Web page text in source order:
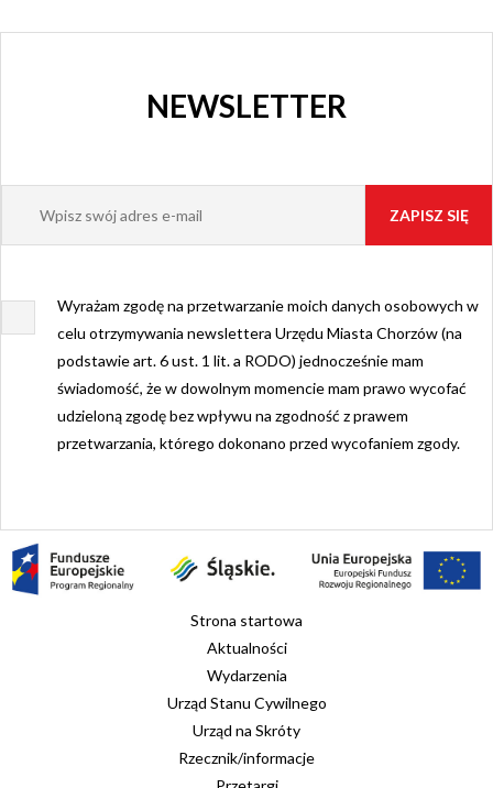
NEWSLETTER
Wyrażam zgodę na przetwarzanie moich danych osobowych w
celu otrzymywania newslettera Urzędu Miasta Chorzów (na
podstawie art. 6 ust. 1 lit. a RODO) jednocześnie mam
świadomość, że w dowolnym momencie mam prawo wycofać
udzieloną zgodę bez wpływu na zgodność z prawem
przetwarzania, którego dokonano przed wycofaniem zgody.
Strona startowa
Aktualności
Wydarzenia
Urząd Stanu Cywilnego
Urząd na Skróty
Rzecznik/informacje